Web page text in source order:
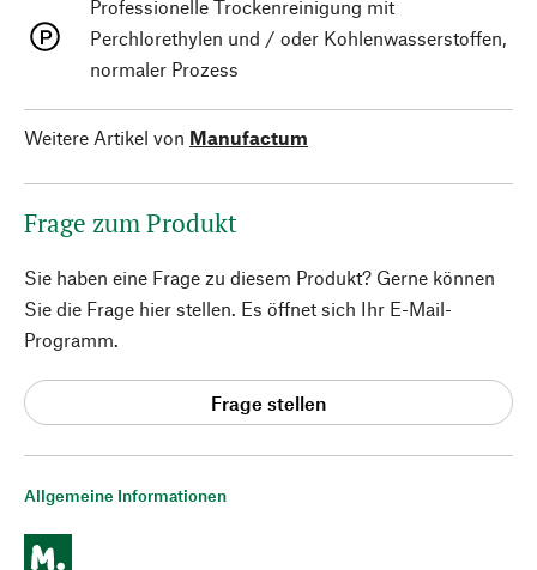
Allgemeine Informationen
Professionelle Trockenreinigung mit
Perchlorethylen und / oder Kohlenwasserstoffen,
normaler Prozess
Weitere Artikel von Manufactum
Frage zum Produkt
Sie haben eine Frage zu diesem Produkt? Gerne können
Sie die Frage hier stellen. Es öffnet sich Ihr E-Mail-
Programm.
Frage stellen